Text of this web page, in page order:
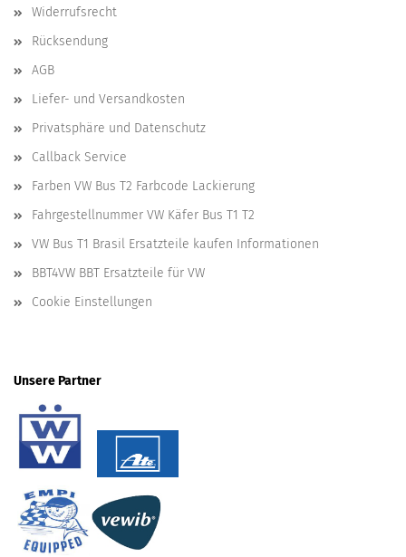
Widerrufsrecht
Rücksendung
AGB
Liefer- und Versandkosten
Privatsphäre und Datenschutz
Callback Service
Farben VW Bus T2 Farbcode Lackierung
Fahrgestellnummer VW Käfer Bus T1 T2
VW Bus T1 Brasil Ersatzteile kaufen Informationen
BBT4VW BBT Ersatzteile für VW
Cookie Einstellungen
Unsere Partner